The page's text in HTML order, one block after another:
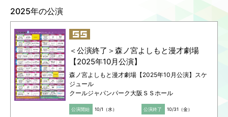
利用規約/利用申込書
GUIDANCE/APPLICATION
座席表/図面 SEAT/DRAWING
アクセス ACCESS
サステナビリティ B I L
2025年の公演
＜公演終了＞森ノ宮よしもと漫才劇場
【2025年10月公演】
森ノ宮よしもと漫才劇場【2025年10月公演】スケ
ジュール
クールジャパンパーク大阪ＳＳホール
公演開始 10/1（水） 公演終了 10/31（金）
0570-550-100
（10:00-19:00 年中無休）
お問い合わせは
FANYチケット
0570-550-100
（10:00-19:00 年中無休）
FANYチケット
0570-550-100
（10:00-19:00 年中無休）
詳しくはこちらをご覧ください
お問い合わせは
FANYチケット
0570-550-100
（10:00-19:00 年中無休）
FANYチケット
0570-550-100
（10:00-19:00 年中無休）
お問い合わせは
イープラス公式ホームページまで
FANYチケット
0570-550-100
（10:00-19:00 年中無休）
キョードーインフォメーション
0570-200-888（12:00～17:00／土日祝休業）
ソーゴー大阪: http://www.sogoosaka.com/
TEL:06-6344-3326（平日14:00-16:00 ＊土日祝
休）
2025年10月17日（金）14:00/19:00開演
2025年10月18日（土）13:00/17:30開演
2025年10月19日（日）12:00/16:00開演
詳しくはこちらをご覧ください
お問い合わせは
FANYチケット
0570-550-100